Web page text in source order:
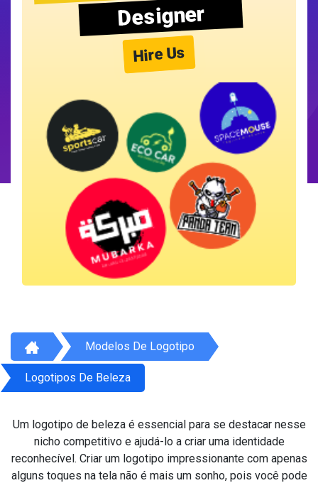
Designer
Hire Us
Modelos De Logotipo
Logotipos De Beleza
Um logotipo de beleza é essencial para se destacar nesse
nicho competitivo e ajudá-lo a criar uma identidade
reconhecível. Criar um logotipo impressionante com apenas
alguns toques na tela não é mais um sonho, pois você pode